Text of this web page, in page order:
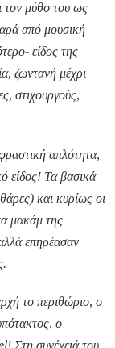
τον μύθο του ως
από μουσική
είδος της
ζωντανή μέχρι
στιχουργούς,
απλότητα,
είδος! Τα βασικά
και κυρίως οι
μακάμ της
επηρέασαν
το περιθώριο, ο
ο
Στη συνέχειά του,